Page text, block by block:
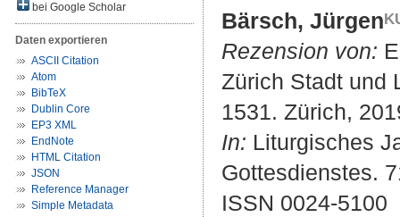
bei Google Scholar
Daten exportieren
ASCII Citation
Atom
BibTeX
Dublin Core
EP3 XML
EndNote
HTML Citation
JSON
Reference Manager
Simple Metadata
Bärsch, Jürgen
Rezension von:
Zürich Stadt und
1531. Zürich,
In: Liturgisches
Gottesdienstes.
ISSN 0024-5100